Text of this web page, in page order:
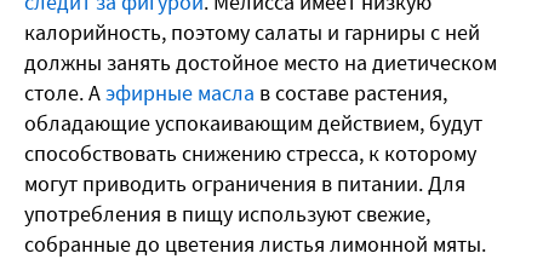
калорийность, поэтому салаты и гарниры с ней
должны занять достойное место на диетическом
столе. Аэфирные масла в составе растения,
обладающие успокаивающим действием, будут
способствовать снижению стресса, к которому
могут приводить ограничения в питании. Для
употребления в пищу используют свежие,
собранные до цветения листья лимонной мяты.